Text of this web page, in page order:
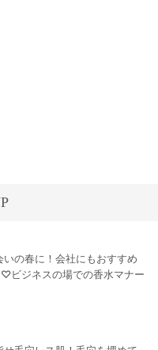
いの春に！会社にもおすすめ
ビジネスの場での香水マナー